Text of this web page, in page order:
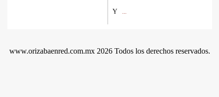
Y
www.orizabaenred.com.mx 2026 Todos los derechos reservados.